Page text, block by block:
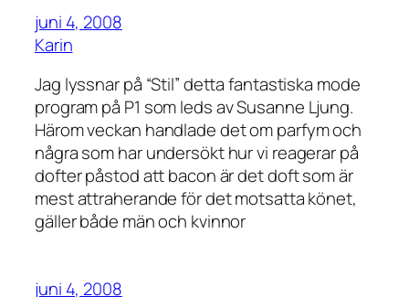
juni 4, 2008
Karin
Jag lyssnar på “Stil” detta fantastiska mode
program på P1 som leds av Susanne Ljung.
Härom veckan handlade det om parfym och
några som har undersökt hur vi reagerar på
dofter påstod att bacon är det doft som är
mest attraherande för det motsatta könet,
gäller både män och kvinnor
juni 4, 2008